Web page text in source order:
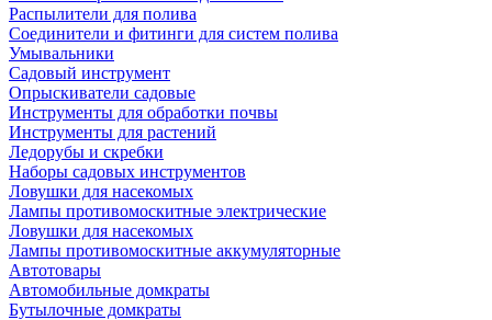
Распылители для полива
Соединители и фитинги для систем полива
Умывальники
Садовый инструмент
Опрыскиватели садовые
Инструменты для обработки почвы
Инструменты для растений
Ледорубы и скребки
Наборы садовых инструментов
Ловушки для насекомых
Лампы противомоскитные электрические
Ловушки для насекомых
Лампы противомоскитные аккумуляторные
Автотовары
Автомобильные домкраты
Бутылочные домкраты